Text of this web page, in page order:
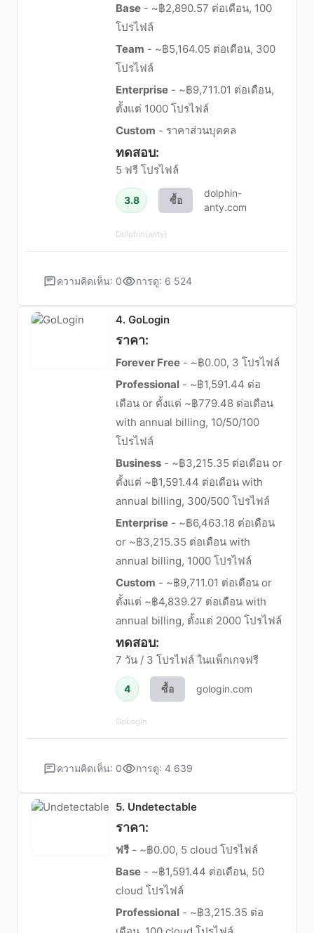
Base - ~฿2,890.57 ต่อเดือน, 100
โปรไฟล์
Team - ~฿5,164.05 ต่อเดือน, 300
โปรไฟล์
Enterprise - ~฿9,711.01 ต่อเดือน,
ตั้งแต่ 1000 โปรไฟล์
Custom - ราคาส่วนบุคคล
ทดสอบ:
5 ฟรี โปรไฟล์
3.8 ซื้อ
dolphin-
anty.com
Dolphin{anty}
ความคิดเห็น: 0 การดู: 6 524
4. GoLogin
ราคา:
Forever Free - ~฿0.00, 3 โปรไฟล์
Professional - ~฿1,591.44 ต่อ
เดือน or ตั้งแต่ ~฿779.48 ต่อเดือน
with annual billing, 10/50/100
โปรไฟล์
Business - ~฿3,215.35 ต่อเดือน or
ตั้งแต่ ~฿1,591.44 ต่อเดือน with
annual billing, 300/500 โปรไฟล์
Enterprise - ~฿6,463.18 ต่อเดือน
or ~฿3,215.35 ต่อเดือน with
annual billing, 1000 โปรไฟล์
Custom - ~฿9,711.01 ต่อเดือน or
ตั้งแต่ ~฿4,839.27 ต่อเดือน with
annual billing, ตั้งแต่ 2000 โปรไฟล์
ทดสอบ:
7 วัน / 3 โปรไฟล์ ในแพ็กเกจฟรี
4 ซื้อ gologin.com
GoLogin
ความคิดเห็น: 0 การดู: 4 639
5. Undetectable
ราคา:
ฟรี- ~฿0.00, 5 cloud โปรไฟล์
Base - ~฿1,591.44 ต่อเดือน, 50
cloud โปรไฟล์
Professional - ~฿3,215.35 ต่อ